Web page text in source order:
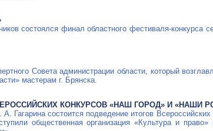
состоялся финал областного фестиваля-конкурса
Совета администрации области, который
мастерам г. Брянска.
КОНКУРСОВ «НАШ ГОРОД» И «НАШИ
Гагарина состоится подведение итогов
общественная организация «Культура и право»